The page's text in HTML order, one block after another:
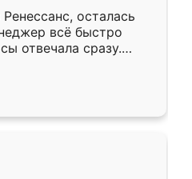
осталась
всё быстро
отвечала сразу.
подошёл к
Собрали
аккуратно, даже